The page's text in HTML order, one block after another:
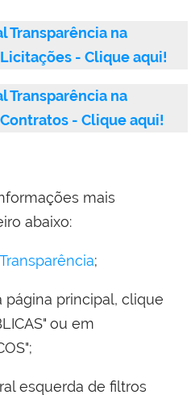
Transparência na
- Clique aqui!
Transparência na
- Clique aqui!
mais
abaixo:
;
página principal, clique
ou em
esquerda de filtros